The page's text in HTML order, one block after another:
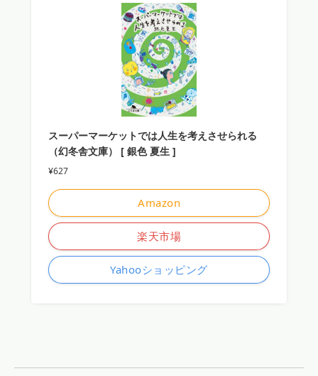
スーパーマーケットでは人生を考えさせられる
（幻冬舎文庫） [ 銀色 夏生 ]
¥627
Amazon
楽天市場
Yahooショッピング